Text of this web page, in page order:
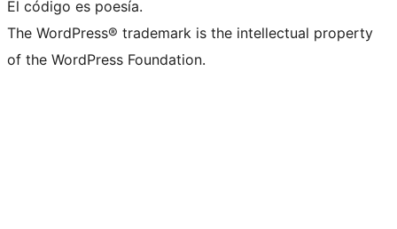
El código es poesía.
The WordPress® trademark is the intellectual property
of the WordPress Foundation.